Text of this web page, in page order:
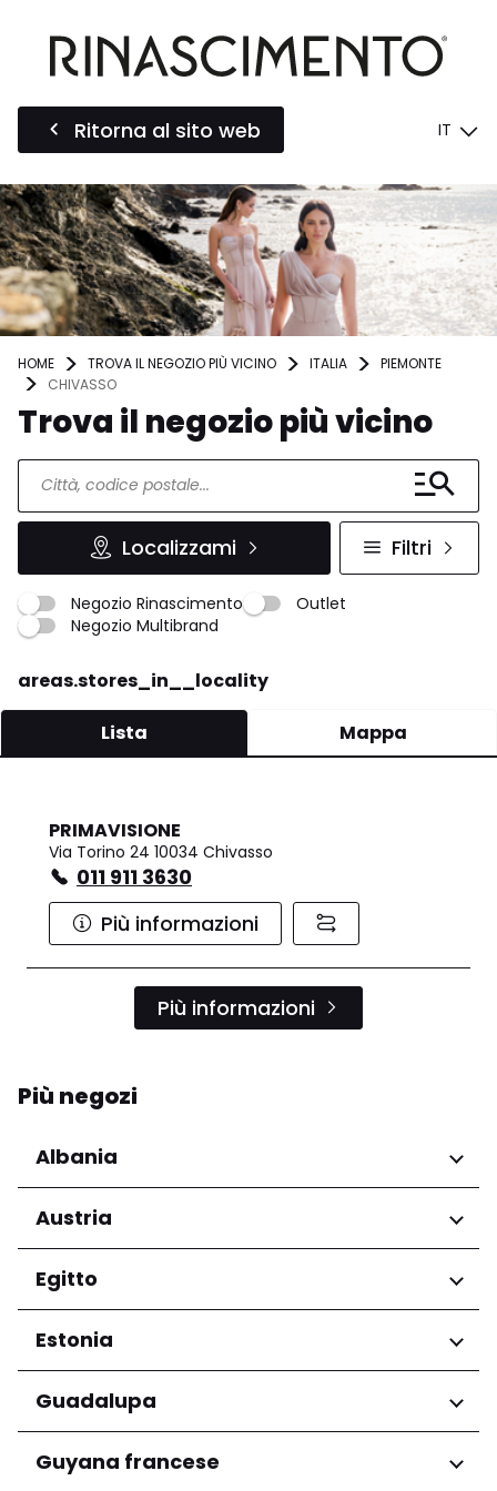
Ritorna al sito web IT
HOME TROVA IL NEGOZIO PIÙ VICINO ITALIA
PIEMONTE
CHIVASSO
Trova il negozio più vicino
Localizzami Filtri
Negozio Rinascimento
Outlet
Negozio Multibrand
areas.stores_in__locality
Lista Mappa
PRIMAVISIONE
Via Torino 24 10034 Chivasso
011 911 3630
Più informazioni
Più informazioni
Più negozi
Albania
Regioni
Qarku i Tiranës
Austria
Regioni
Niederösterreich
Salzburg
Wien
Egitto
Regioni
Governatorato del Cairo
Estonia
Regioni
Harju maakond
Tartu maakond
Guadalupa
Regioni
Guyana francese